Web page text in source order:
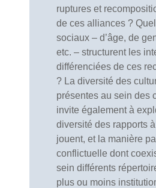
ruptures et
de ces alliances ?
sociaux – d’âge, de
etc. – structurent les
différenciées de ces
? La diversité des
présentes au sein des
invite également à
diversité des rapports à
jouent, et la manière
conflictuelle dont
sein différents
plus ou moins